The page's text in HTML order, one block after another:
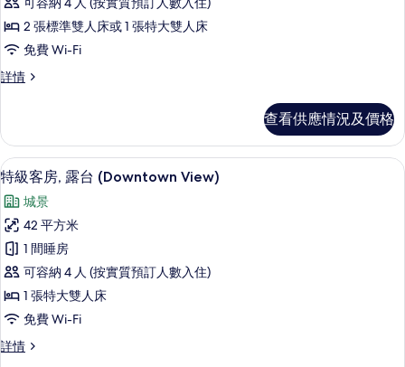
政
客
房
(Lounge
相
片
2 張標準雙人床或 1 張特大雙人床
免費 Wi-Fi
詳情
行
(Lounge
Access)
詳
查看供應情況及價格
載
入
所
有
特
級
客
房,
露
特級客房, 露台 (Downtown View) |
8
特級客房, 露台 (Downtown View)
城景
42 平方米
1 間睡房
可容納 4 人 (按實質預訂人數入住)
1 張特大雙人床
免費 Wi-Fi
詳情
特